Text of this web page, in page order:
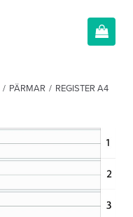
/ PÄRMAR / REGISTER A4